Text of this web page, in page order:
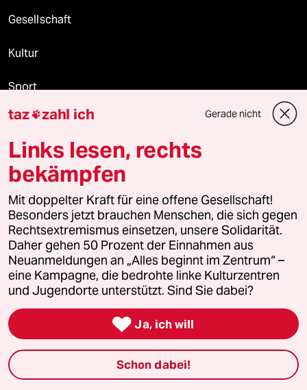
Gesellschaft
Kultur
Sport
Berlin
Nord
Themen
Krieg in der Ukraine
Hitze
Niedrigwasser
taz zahl ich Gerade nicht
Links lesen, rechts
bekämpfen
Mit doppelter Kraft für eine offene Gesellschaft!
Besonders jetzt brauchen Menschen, die sich gegen
Rechtsextremismus einsetzen, unsere Solidarität.
Daher gehen 50 Prozent der Einnahmen aus
Neuanmeldungen an „Alles beginnt im Zentrum“ –
eine Kampagne, die bedrohte linke Kulturzentren
und Jugendorte unterstützt. Sind Sie dabei?
 Ja, ich will
Schon dabei!